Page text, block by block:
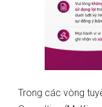
Trong các vòng